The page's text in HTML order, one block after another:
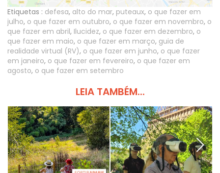
Etiquetas : defesa, alto do mar, puteaux, o que fazer em
julho, o que fazer em outubro, o que fazer em novembro, o
que fazer em abril, Ilucidez, o que fazer em dezembro, o
que fazer em maio, o que fazer em março, guia de
realidade virtual (RV), o que fazer em junho, o que fazer
em janeiro, o que fazer em fevereiro, o que fazer em
agosto, o que fazer em setembro
LEIA TAMBÉM...